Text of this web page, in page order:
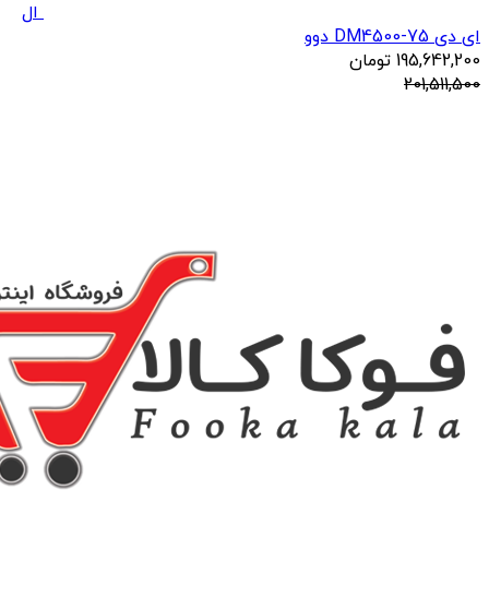
ال
ای دی DM4500-75 دوو
195,642,200 تومان
201,511,500